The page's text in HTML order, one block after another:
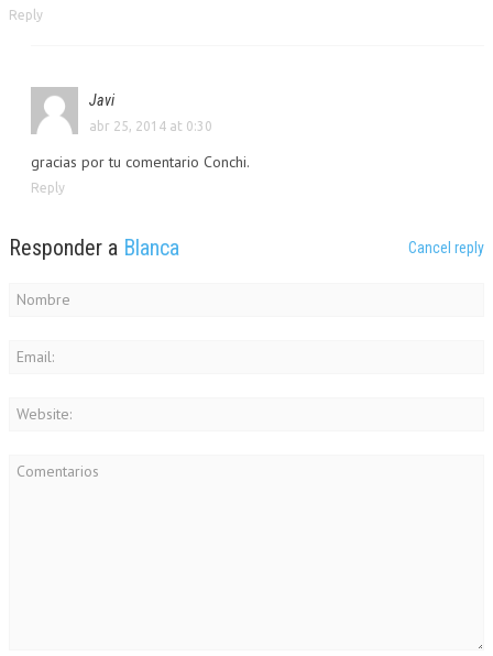
Reply
Javi
abr 25, 2014 at 0:30
gracias por tu comentario Conchi.
Reply
Responder a Blanca Cancel reply